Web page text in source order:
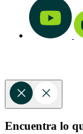
Encuentra lo